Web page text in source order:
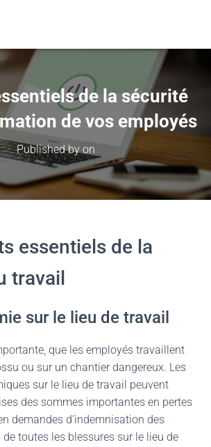
de la sécurité
de vos employés
Published byon
essentiels de la
travail
sur le lieu de travail
que les employés travaillent
ou sur un chantier dangereux. Les
sur le lieu de travail peuvent
des sommes importantes en pertes
demandes d’indemnisation des
toutes les blessures sur le lieu de